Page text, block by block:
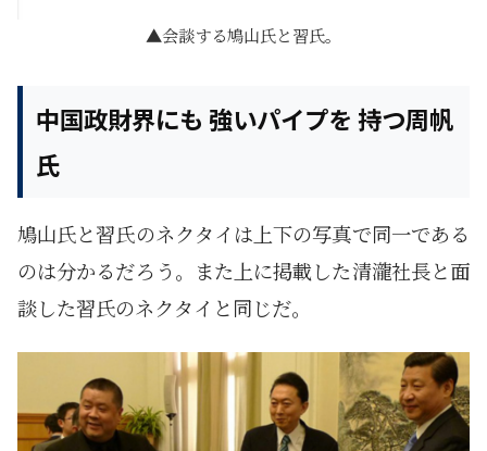
会談する鳩山氏と習氏。
中国政財界にも 強いパイプを 持つ周帆
氏
鳩山氏と習氏のネクタイは上下の写真で同一である
のは分かるだろう。また上に掲載した清瀧社長と面
談した習氏のネクタイと同じだ。